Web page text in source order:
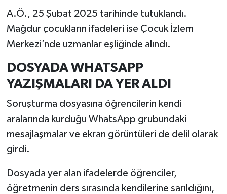
A.Ö., 25 Şubat 2025 tarihinde tutuklandı.
Mağdur çocukların ifadeleri ise Çocuk İzlem
Merkezi’nde uzmanlar eşliğinde alındı.
DOSYADA WHATSAPP
YAZIŞMALARI DA YER ALDI
Soruşturma dosyasına öğrencilerin kendi
aralarında kurduğu WhatsApp grubundaki
mesajlaşmalar ve ekran görüntüleri de delil olarak
girdi.
Dosyada yer alan ifadelerde öğrenciler,
öğretmenin ders sırasında kendilerine sarıldığını,